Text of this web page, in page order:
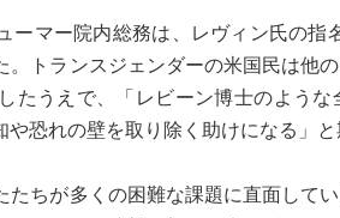
マー院内総務は、レヴィン氏の指
。トランスジェンダーの米国民は他
たうえで、「レビーン博士のよう
恐れの壁を取り除く助けになる」と
ちが多くの困難な課題に直面して